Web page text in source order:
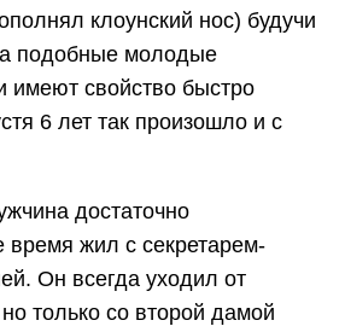
клоунский нос) будучи
подобные молодые
имеют свойство быстро
6 лет так произошло и с
достаточно
время жил с секретарем-
Он всегда уходил от
только со второй дамой